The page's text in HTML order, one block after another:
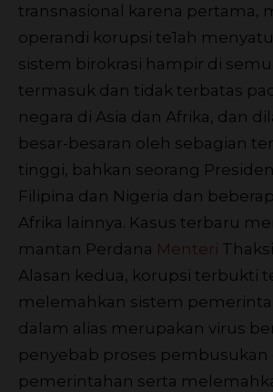
transnasional karena pertama,
operandi korupsi te1ah
sistem birokrasi hampir di
termasuk dan tidak terbatas
negara di Asia dan Afrika, dan
besar-besaran oleh sebagian
tinggi, bahkan seorang
Filipina dan Nigeria dan
Afrika lainnya. Kasus terbaru
mantan Perdana Menteri
Alasan kedua, korupsi terbukti
melemahkan sistem
dalam alias merupakan virus
penyebab proses pembusukan
pemerintahan serta